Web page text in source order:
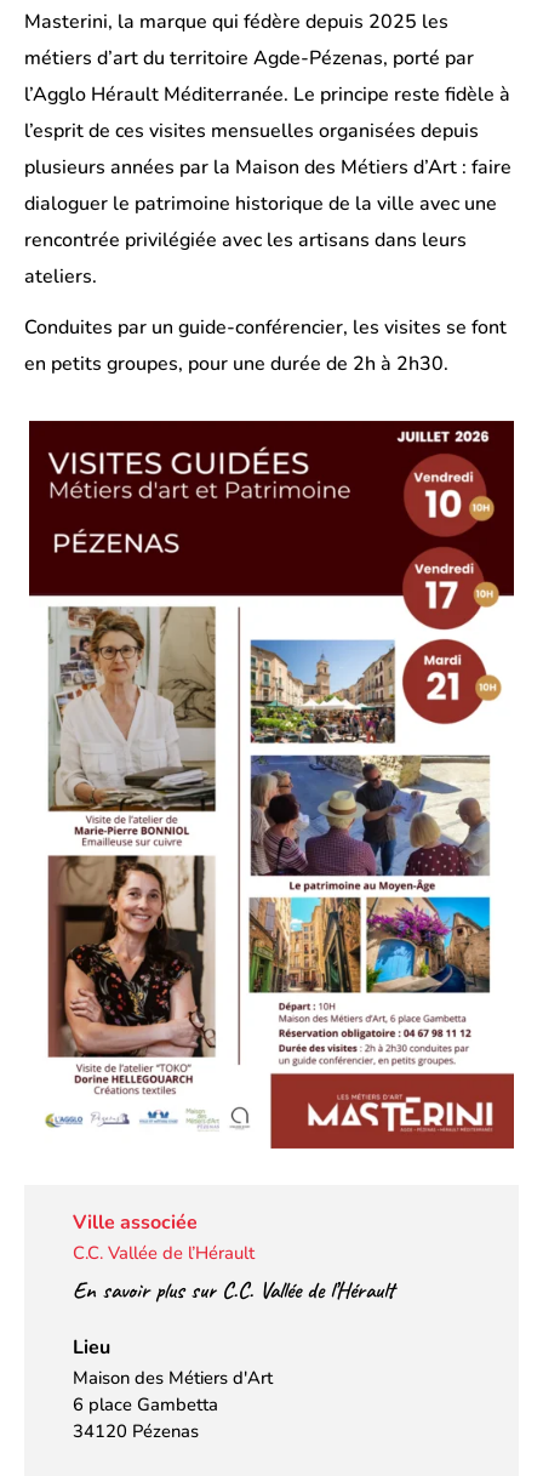
Masterini, la marque qui fédère depuis 2025 les
métiers d’art du territoire Agde-Pézenas, porté par
l’Agglo Hérault Méditerranée. Le principe reste fidèle à
l’esprit de ces visites mensuelles organisées depuis
plusieurs années par la Maison des Métiers d’Art : faire
dialoguer le patrimoine historique de la ville avec une
rencontrée privilégiée avec les artisans dans leurs
ateliers.
Conduites par un guide-conférencier, les visites se font
en petits groupes, pour une durée de 2h à 2h30.
Ville associée
C.C. Vallée de l’Hérault
En savoir plus sur C.C. Vallée de l’Hérault
Lieu
Maison des Métiers d'Art
6 place Gambetta
34120 Pézenas